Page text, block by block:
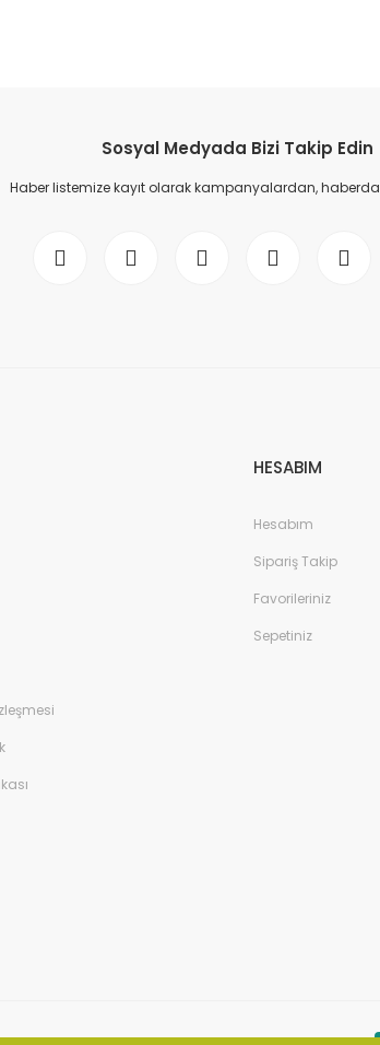
Sosyal Medyada Bizi Takip Edin
Haber listemize kayıt olarak kampanyalardan,
HESABIM
Hesabım
Sipariş Takip
Favorileriniz
Sepetiniz